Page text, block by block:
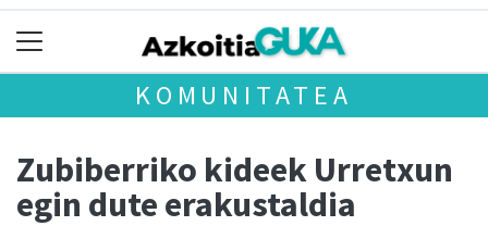
KOMUNITATEA
Zubiberriko kideek Urretxun
egin dute erakustaldia